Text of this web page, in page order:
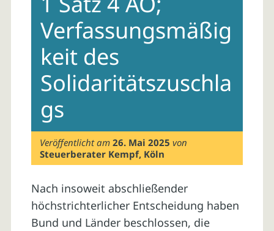
Verfassungsmäßig
keit des
Solidaritätszuschla
gs
Veröffentlicht am26. Mai 2025 von
Steuerberater Kempf, Köln
Nach insoweit abschließender
höchstrichterlicher Entscheidung haben
Bund und Länder beschlossen, die